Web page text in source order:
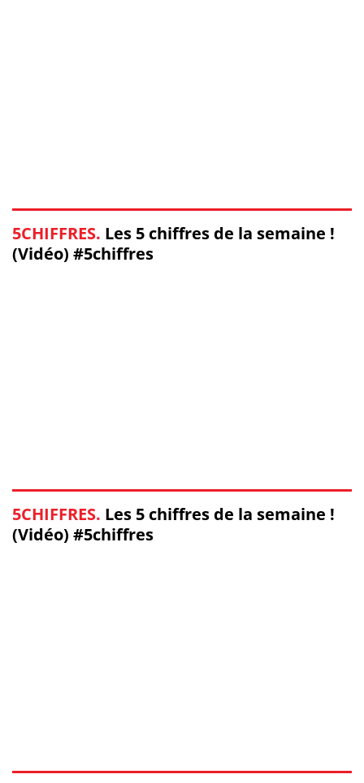
5CHIFFRES. Les 5 chiffres de la semaine !
(Vidéo) #5chiffres
5CHIFFRES. Les 5 chiffres de la semaine !
(Vidéo) #5chiffres